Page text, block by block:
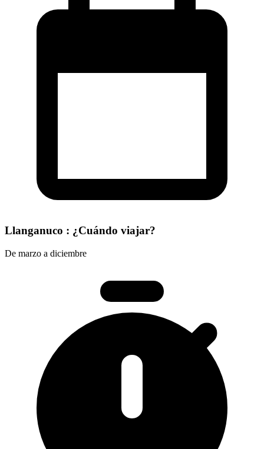
Llanganuco : ¿Cuándo viajar?
De marzo a diciembre